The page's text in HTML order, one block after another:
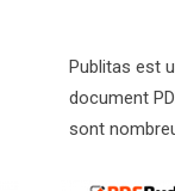
Publitas est
document
sont